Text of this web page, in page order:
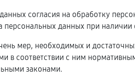
согласия на обработку
персональных данных при
мер, необходимых и
в соответствии с ним
законами.